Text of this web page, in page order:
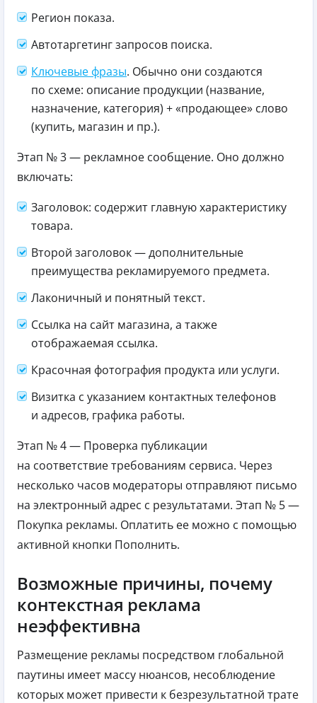
Регион показа.
Автотаргетинг запросов поиска.
Ключевые фразы. Обычно они создаются
по схеме: описание продукции (название,
назначение, категория) + «продающее» слово
(купить, магазин и пр.).
Этап № 3 — рекламное сообщение. Оно должно
включать:
Заголовок: содержит главную характеристику
товара.
Второй заголовок — дополнительные
преимущества рекламируемого предмета.
Лаконичный и понятный текст.
Ссылка на сайт магазина, а также
отображаемая ссылка.
Красочная фотография продукта или услуги.
Визитка с указанием контактных телефонов
и адресов, графика работы.
Этап № 4 — Проверка публикации
на соответствие требованиям сервиса. Через
несколько часов модераторы отправляют письмо
на электронный адрес с результатами. Этап № 5 —
Покупка рекламы. Оплатить ее можно с помощью
активной кнопки Пополнить.
Возможные причины, почему
контекстная реклама
неэффективна
Размещение рекламы посредством глобальной
паутины имеет массу нюансов, несоблюдение
которых может привести к безрезультатной трате